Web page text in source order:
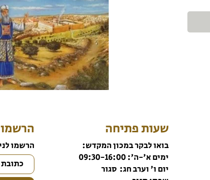
הרשמו
הרשמו
שעות פתיחה
בואו לבקר במכון המקדש:
ימים א'-ה': 09:30-16:00
יום ו' וערב חג: סגור